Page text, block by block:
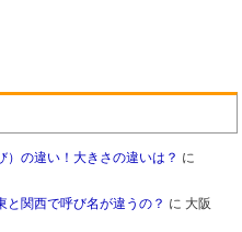
の違い！大きさの違いは？ に
と関西で呼び名が違うの？ に 大阪